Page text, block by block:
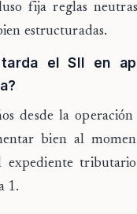
fija reglas
estructuradas.
tarda el SII en
desde la
bien al
expediente
1.